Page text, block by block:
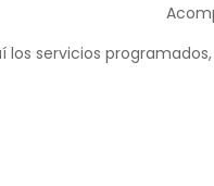
los servicios